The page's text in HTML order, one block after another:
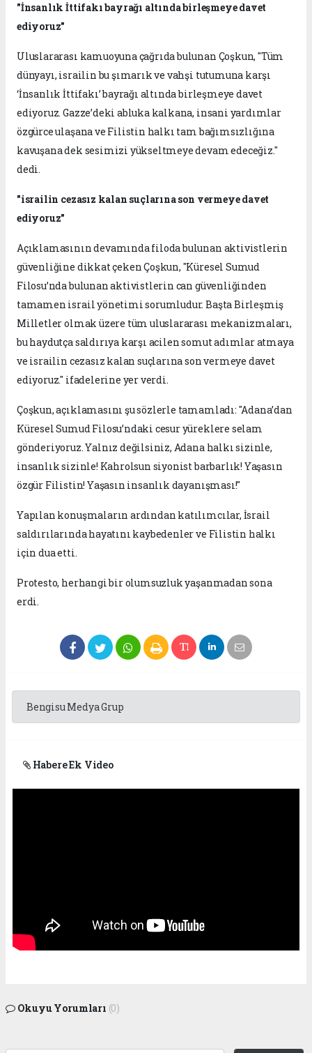
"İnsanlık İttifakı bayrağı altında birleşmeye davet
ediyoruz"
Uluslararası kamuoyuna çağrıda bulunan Çoşkun, "Tüm
dünyayı, israilin bu şımarık ve vahşi tutumuna karşı
‘İnsanlık İttifakı’ bayrağı altında birleşmeye davet
ediyoruz. Gazze’deki abluka kalkana, insani yardımlar
özgürce ulaşana ve Filistin halkı tam bağımsızlığına
kavuşana dek sesimizi yükseltmeye devam edeceğiz."
dedi.
"israilin cezasız kalan suçlarına son vermeye davet
ediyoruz"
Açıklamasının devamında filoda bulunan aktivistlerin
güvenliğine dikkat çeken Çoşkun, "Küresel Sumud
Filosu’nda bulunan aktivistlerin can güvenliğinden
tamamen israil yönetimi sorumludur. Başta Birleşmiş
Milletler olmak üzere tüm uluslararası mekanizmaları,
bu haydutça saldırıya karşı acilen somut adımlar atmaya
ve israilin cezasız kalan suçlarına son vermeye davet
ediyoruz." ifadelerine yer verdi.
Çoşkun, açıklamasını şu sözlerle tamamladı: "Adana’dan
Küresel Sumud Filosu’ndaki cesur yüreklere selam
gönderiyoruz. Yalnız değilsiniz, Adana halkı sizinle,
insanlık sizinle! Kahrolsun siyonist barbarlık! Yaşasın
özgür Filistin! Yaşasın insanlık dayanışması!"
Yapılan konuşmaların ardından katılımcılar, İsrail
saldırılarında hayatını kaybedenler ve Filistin halkı
için dua etti.
Protesto, herhangi bir olumsuzluk yaşanmadan sona
erdi.
Bengisu Medya Grup
Habere Ek Video
Okuyu Yorumları (0)